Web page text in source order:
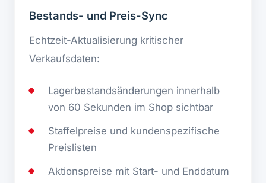
Bestands- und Preis-Sync
Echtzeit-Aktualisierung kritischer
Verkaufsdaten:
Lagerbestandsänderungen innerhalb
von 60 Sekunden im Shop sichtbar
Staffelpreise und kundenspezifische
Preislisten
Aktionspreise mit Start- und Enddatum